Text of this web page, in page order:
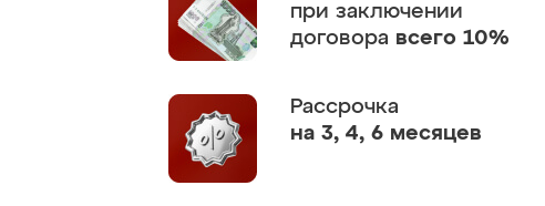
при заключении
договора всего 10%
Рассрочка
на 3, 4, 6 месяцев